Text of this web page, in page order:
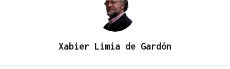
Xabier Limia de Gardón